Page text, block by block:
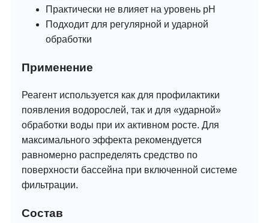
Практически не влияет на уровень pH
Подходит для регулярной и ударной
обработки
Применение
Реагент используется как для профилактики
появления водорослей, так и для «ударной»
обработки воды при их активном росте. Для
максимального эффекта рекомендуется
равномерно распределять средство по
поверхности бассейна при включенной системе
фильтрации.
Состав